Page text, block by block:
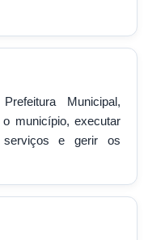
Municipal,
município, executar
serviços e gerir os